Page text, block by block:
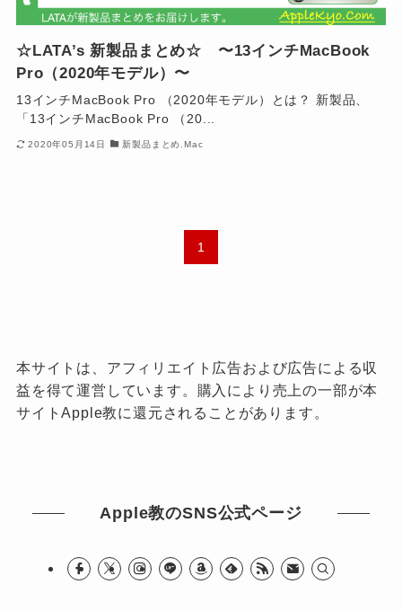
☆LATA’s 新製品まとめ☆ 〜13インチMacBook
Pro（2020年モデル）〜
13インチMacBook Pro （2020年モデル）とは？ 新製品、
「13インチMacBook Pro （20...
2020年05月14日 新製品まとめ.Mac
1
本サイトは、アフィリエイト広告および広告による収
益を得て運営しています。購入により売上の一部が本
サイトApple教に還元されることがあります。
Apple教のSNS公式ページ